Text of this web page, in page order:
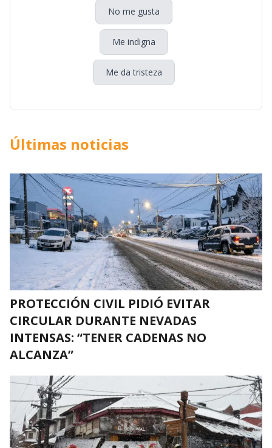
No me gusta
Me indigna
Me da tristeza
Últimas noticias
PROTECCIÓN CIVIL PIDIÓ EVITAR
CIRCULAR DURANTE NEVADAS
INTENSAS: “TENER CADENAS NO
ALCANZA”